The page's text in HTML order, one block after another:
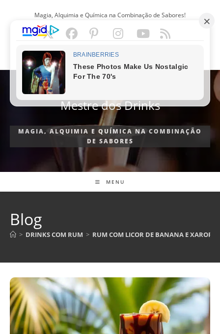
Magia, Alquimia e Química na Combinação de Sabores!
PORTUGUÊS
Mestre dos Drinks
MAGIA, ALQUIMIA E QUÍMICA NA COMBINAÇÃO
DE SABORES
MENU
Blog
> DRINKS COM RUM > RUM COM LICOR DE BANANA E XAROPE